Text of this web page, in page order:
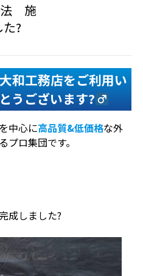
法 施
?
和工務店をご利用い
うございます?‍
中心に高品質&低価格な外
ロ集団です。
成しました?